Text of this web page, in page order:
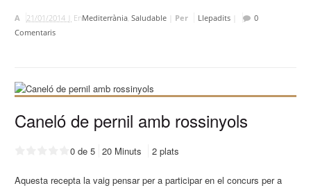
A 21/01/2014 | EnMediterrània,Saludable Per Llepadits
0
Comentaris
Caneló de pernil amb rossinyols
0 de 5 20 Minuts 2 plats
Aquesta recepta la vaig pensar per a participar en el concurs per a